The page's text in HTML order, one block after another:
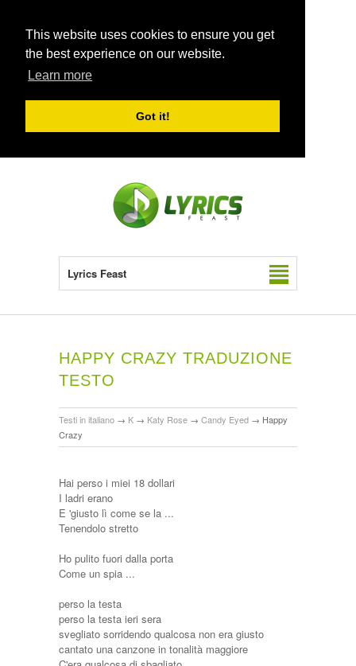
This website uses cookies to ensure you get
the best experience on our website.
Learn more
Got it!
Lyrics Feast
HAPPY CRAZY TRADUZIONE
TESTO
Testi in italiano → K → Katy Rose → Candy Eyed → Happy
Crazy
Hai perso i miei 18 dollari
I ladri erano
E 'giusto lì come se la ...
Tenendolo stretto
Ho pulito fuori dalla porta
Come un spia ...
perso la testa
perso la testa ieri sera
svegliato sorridendo qualcosa non era giusto
cantato una canzone in tonalità maggiore